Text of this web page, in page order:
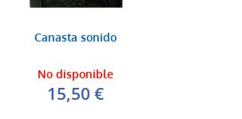
Canasta sonido
No disponible
15,50 €